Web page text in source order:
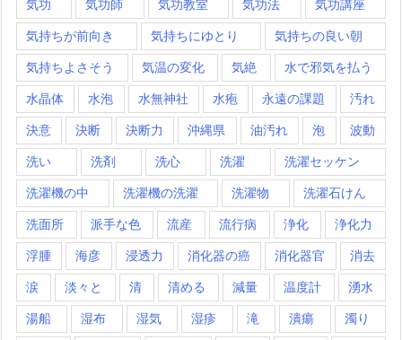
気功 気功師 気功教室 気功法 気功講座
気持ちが前向き 気持ちにゆとり 気持ちの良い朝
気持ちよさそう 気温の変化 気絶 水で邪気を払う
水晶体 水泡 水無神社 水疱 永遠の課題 汚れ
決意 決断 決断力 沖縄県 油汚れ 泡 波動
洗い 洗剤 洗心 洗濯 洗濯セッケン
洗濯機の中 洗濯機の洗濯 洗濯物 洗濯石けん
洗面所 派手な色 流産 流行病 浄化 浄化力
浮腫 海彦 浸透力 消化器の癌 消化器官 消去
涙 淡々と 清 清める 減量 温度計 湧水
湯船 湿布 湿気 湿疹 滝 潰瘍 濁り